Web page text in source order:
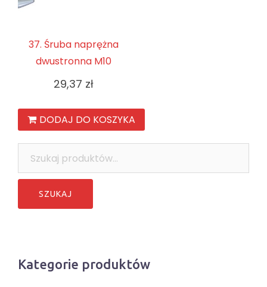
37. Śruba naprężna
dwustronna M10
29,37 zł
DODAJ DO KOSZYKA
Kategorie produktów